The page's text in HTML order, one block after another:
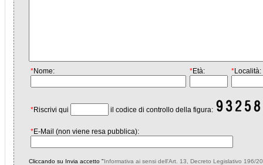
*Nome: *Età: *Località:
*Riscrivi qui il codice di controllo della figura:
*E-Mail (non viene resa pubblica):
Cliccando su Invia accetto "Informativa ai sensi dell'Art. 13, Decreto Legislativo 196/